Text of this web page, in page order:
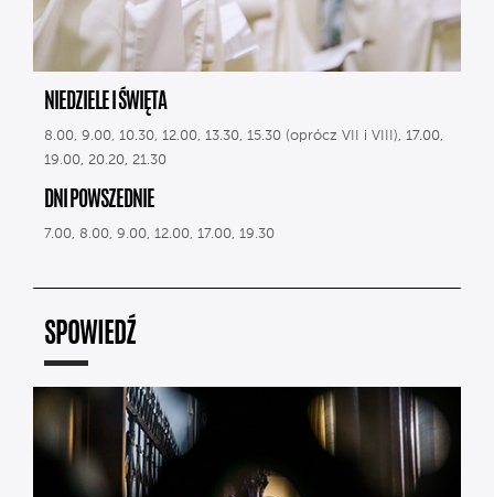
NIEDZIELE I ŚWIĘTA
8.00, 9.00, 10.30, 12.00, 13.30, 15.30 (oprócz VII i VIII), 17.00,
19.00, 20.20, 21.30
DNI POWSZEDNIE
7.00, 8.00, 9.00, 12.00, 17.00, 19.30
SPOWIEDŹ